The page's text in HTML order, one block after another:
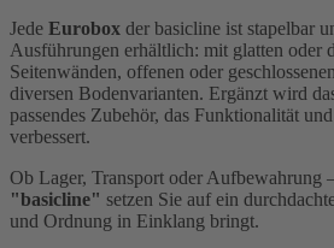
Jede Eurobox der basicline ist stapelbar
Ausführungen erhältlich: mit glatten oder
Seitenwänden, offenen oder
diversen Bodenvarianten. Ergänzt wird
passendes Zubehör, das Funktionalität
verbessert.
Ob Lager, Transport oder Aufbewahrung
"basicline" setzen Sie auf ein
und Ordnung in Einklang bringt.